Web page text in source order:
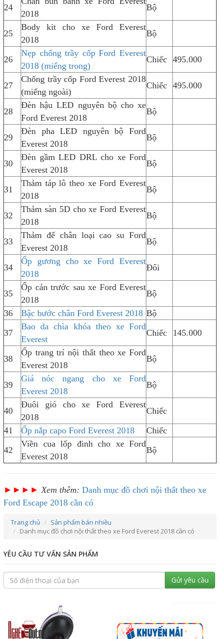
24
2018
Bộ
25
Body kit cho xe Ford Everest
2018
Bộ
26
Nẹp chống trầy cốp Ford Everest
2018 (miếng trong)
Chiếc 495.000
27
Chống trầy cốp Ford Everest 2018
(miếng ngoài)
Chiếc 495.000
28
Đèn hậu LED nguyên bộ cho xe
Ford Everest 2018
Bộ
29
Đèn pha LED nguyên bộ Ford
Everest 2018
Bộ
30
Đèn gầm LED DRL cho xe Ford
Everest 2018
Bộ
31
Thảm táp lô theo xe Ford Everest
2018
Bộ
32
Thảm sàn 5D cho xe Ford Everest
2018
Bộ
33
Thảm để chân loại cao su Ford
Everest 2018
Bộ
34
Ốp gương cho xe Ford Everest
2018
Đôi
35
Ốp cản trước sau xe Ford Everest
2018
Bộ
36
Bậc bước chân Ford Everest 2018 Bộ
37
Bao da chìa khóa theo xe Ford
Everest
Chiếc 145.000
38
Ốp trang trí nội thất theo xe Ford
Everest 2018
Bộ
39
Giá nóc ngang cho xe Ford
Everest 2018
Bộ
40
Đuôi gió cho xe Ford Everest
2018
Chiếc
41
Ốp nắp capo Ford Everest 2018
Chiếc
42
Viền cua lốp đinh cho xe Ford
Everest 2018
Bộ
►►►► Xem thêm: Danh mục đồ chơi nội thất theo xe
Ford Escape 2018 cần có
Trang chủ
Sản phẩm bán nhiều
Danh mục đồ chơi nội thất theo xe Ford Everest 2018 cần có
YÊU CẦU TƯ VẤN SẢN PHẨM
Gửi yêu cầu